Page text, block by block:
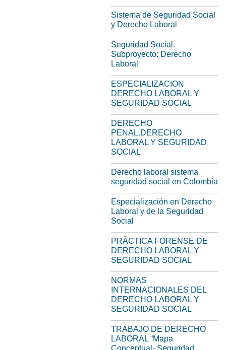
Sistema de Seguridad Social
y Derecho Laboral
Seguridad Social.
Subproyecto: Derecho
Laboral
ESPECIALIZACION
DERECHO LABORAL Y
SEGURIDAD SOCIAL
DERECHO
PENAL.DERECHO
LABORAL Y SEGURIDAD
SOCIAL
Derecho laboral sistema
seguridad social en Colombia
Especialización en Derecho
Laboral y de la Seguridad
Social
PRÀCTICA FORENSE DE
DERECHO LABORAL Y
SEGURIDAD SOCIAL
NORMAS
INTERNACIONALES DEL
DERECHO LABORAL Y
SEGURIDAD SOCIAL
TRABAJO DE DERECHO
LABORAL “Mapa
Conceptual- Seguridad